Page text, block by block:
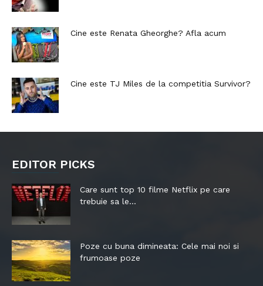
Cine este Renata Gheorghe? Afla acum
Cine este TJ Miles de la competitia Survivor?
EDITOR PICKS
Care sunt top 10 filme Netflix pe care
trebuie sa le...
Poze cu buna dimineata: Cele mai noi si
frumoase poze